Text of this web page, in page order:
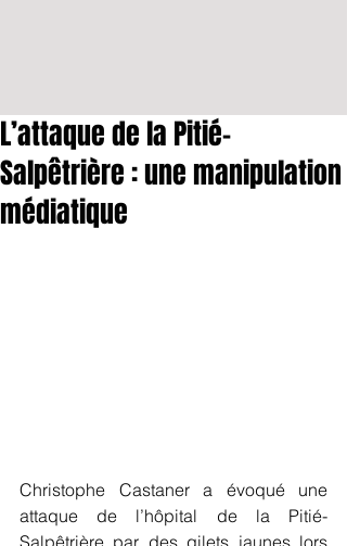
L’attaque de la Pitié-
Salpêtrière : une manipulation
médiatique
Christophe Castaner a évoqué une
attaque de l’hôpital de la Pitié-
Salpêtrière par des gilets jaunes lors